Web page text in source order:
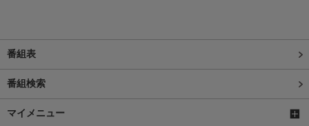
番組表
番組検索
マイメニュー